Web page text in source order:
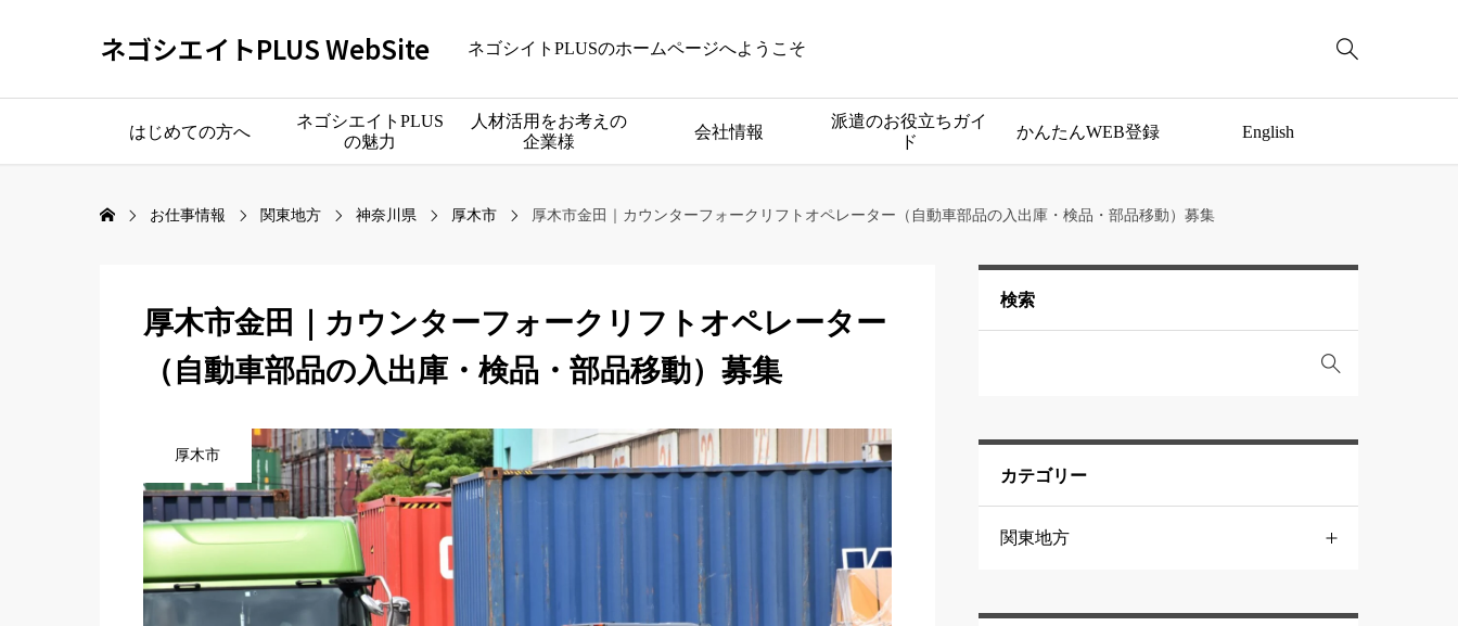
ネゴシエイトPLUS WebSite ネゴシイトPLUSのホームページへようこそ 
はじめての方へ
ネゴシエイトPLUS
の魅力
人材活用をお考えの
企業様
会社情報
派遣のお役立ちガイ
ド
かんたんWEB登録 English
お仕事情報 関東地方 神奈川県 厚木市 厚木市金田｜カウンターフォークリフトオペレーター（自動車部品の入出庫・検品・部品移動）募集
厚木市金田｜カウンターフォークリフトオペレーター
（自動車部品の入出庫・検品・部品移動）募集
厚木市
検索
カテゴリー
関東地方